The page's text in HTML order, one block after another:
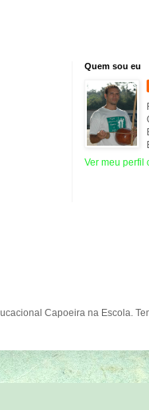
Quem sou eu
Ver meu perfil
Capoeira na Escola.